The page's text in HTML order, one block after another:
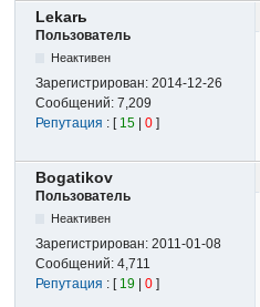
Lekarь
Пользователь
Неактивен
Зарегистрирован:2014-12-26
Сообщений:7,209
Репутация : [ 15 |0 ]
Bogatikov
Пользователь
Неактивен
Зарегистрирован:2011-01-08
Сообщений:4,711
Репутация : [ 19 |0 ]